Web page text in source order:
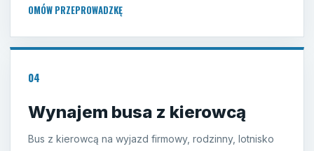
OMÓW PRZEPROWADZKĘ
04
Wynajem busa z kierowcą
Bus z kierowcą na wyjazd firmowy, rodzinny, lotnisko